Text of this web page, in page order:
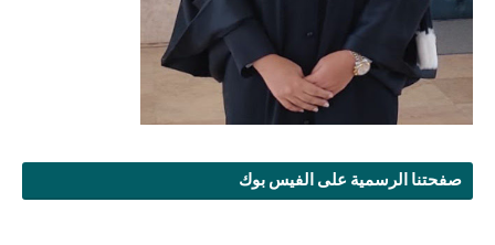
صفحتنا الرسمية على الفيس بوك